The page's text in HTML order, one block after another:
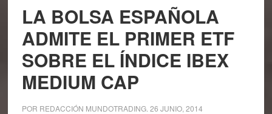
LA BOLSA ESPAÑOLA
ADMITE EL PRIMER ETF
SOBRE EL ÍNDICE IBEX
MEDIUM CAP
POR REDACCIÓN MUNDOTRADING. 26 JUNIO, 2014